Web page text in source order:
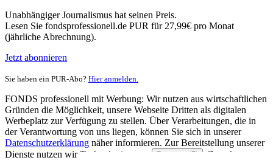
Unabhängiger Journalismus hat seinen Preis.
Lesen Sie fondsprofessionell.de PUR für 27,99€ pro Monat
(jährliche Abrechnung).
Jetzt abonnieren
Sie haben ein PUR-Abo? Hier anmelden.
FONDS professionell mit Werbung: Wir nutzen aus wirtschaftlichen
Gründen die Möglichkeit, unsere Webseite Dritten als digitalen
Werbeplatz zur Verfügung zu stellen. Über Verarbeitungen, die in
der Verantwortung von uns liegen, können Sie sich in unserer
Datenschutzerklärung näher informieren. Zur Bereitstellung unserer
Dienste nutzen wir Technologien von
Partnern (5)
. Zwecke: